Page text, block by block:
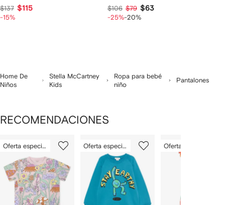
$137 $115
-15%
$106 $79 $63
-25%-20%
Home De
Niños
Stella McCartney
Kids
Ropa para bebé
niño
Pantalones
RECOMENDACIONES
de
de
de